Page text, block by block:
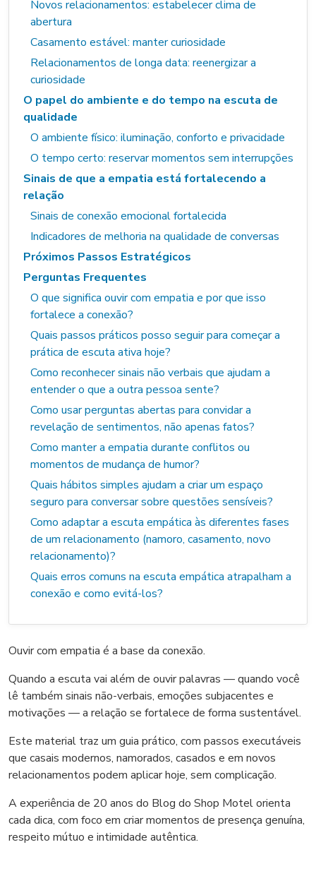
Novos relacionamentos: estabelecer clima de
abertura
Casamento estável: manter curiosidade
Relacionamentos de longa data: reenergizar a
curiosidade
O papel do ambiente e do tempo na escuta de
qualidade
O ambiente físico: iluminação, conforto e privacidade
O tempo certo: reservar momentos sem interrupções
Sinais de que a empatia está fortalecendo a
relação
Sinais de conexão emocional fortalecida
Indicadores de melhoria na qualidade de conversas
Próximos Passos Estratégicos
Perguntas Frequentes
O que significa ouvir com empatia e por que isso
fortalece a conexão?
Quais passos práticos posso seguir para começar a
prática de escuta ativa hoje?
Como reconhecer sinais não verbais que ajudam a
entender o que a outra pessoa sente?
Como usar perguntas abertas para convidar a
revelação de sentimentos, não apenas fatos?
Como manter a empatia durante conflitos ou
momentos de mudança de humor?
Quais hábitos simples ajudam a criar um espaço
seguro para conversar sobre questões sensíveis?
Como adaptar a escuta empática às diferentes fases
de um relacionamento (namoro, casamento, novo
relacionamento)?
Quais erros comuns na escuta empática atrapalham a
conexão e como evitá-los?
Ouvir com empatia é a base da conexão.
Quando a escuta vai além de ouvir palavras — quando você
lê também sinais não-verbais, emoções subjacentes e
motivações — a relação se fortalece de forma sustentável.
Este material traz um guia prático, com passos executáveis
que casais modernos, namorados, casados e em novos
relacionamentos podem aplicar hoje, sem complicação.
A experiência de 20 anos do Blog do Shop Motel orienta
cada dica, com foco em criar momentos de presença genuína,
respeito mútuo e intimidade autêntica.